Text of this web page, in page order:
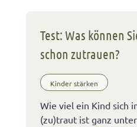
Test: Was können
schon zutrauen?
Kinder stärken
Wie viel ein Kind sich
(zu)traut ist ganz